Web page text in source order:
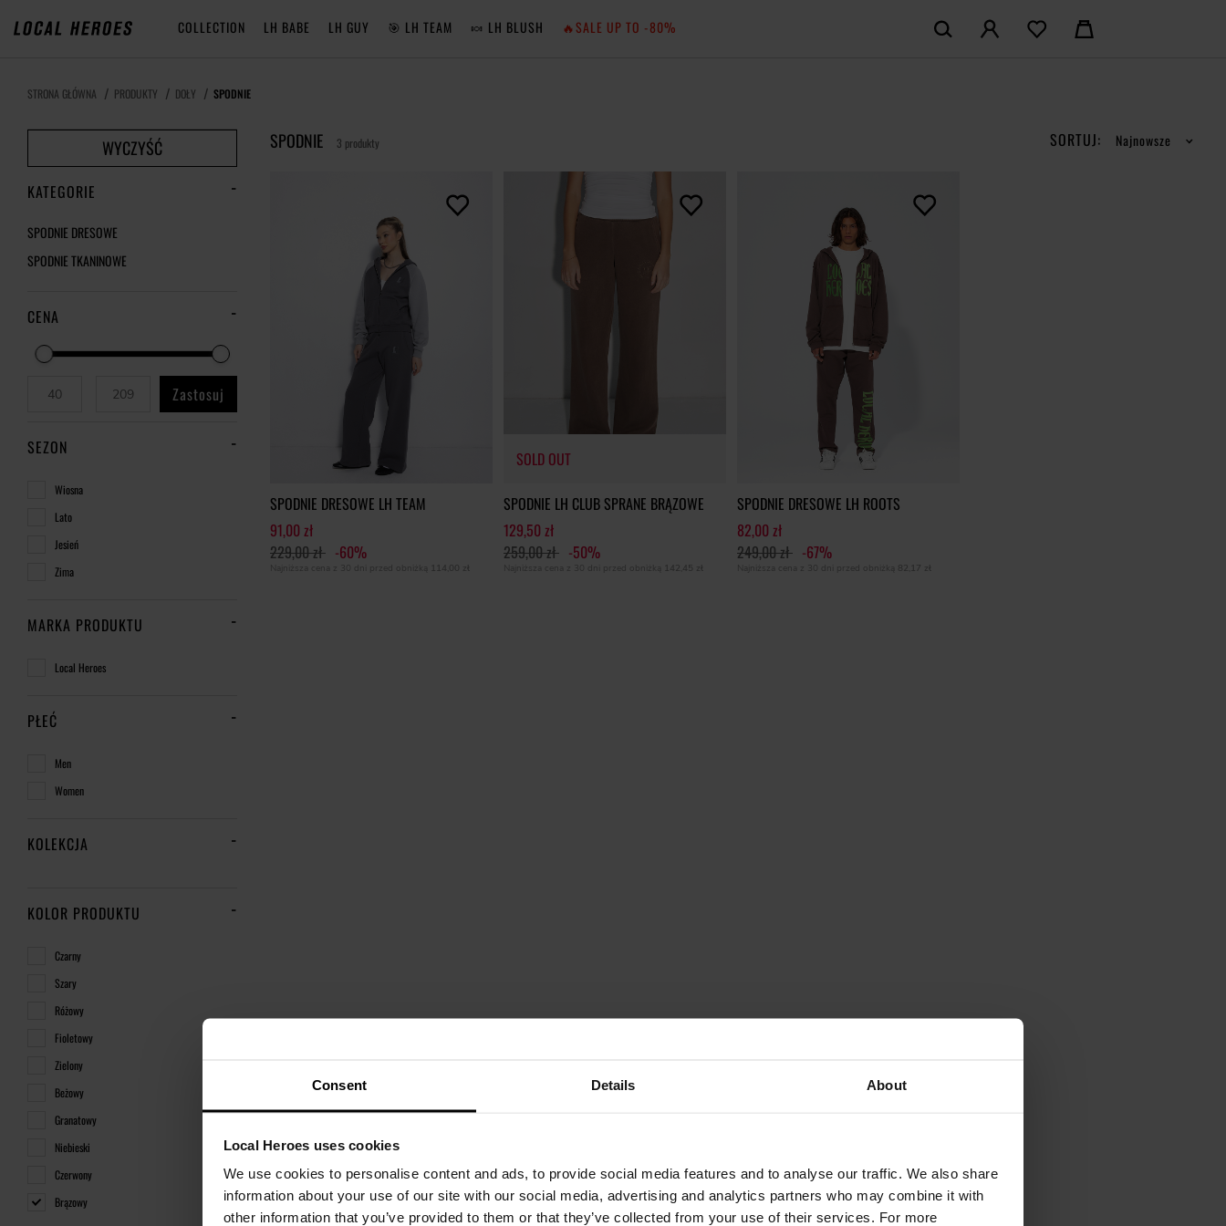
Consent Details About
Local Heroes uses cookies
We use cookies to personalise content and ads, to provide social media features and to analyse our traffic. We also share
information about your use of our site with our social media, advertising and analytics partners who may combine it with
other information that you’ve provided to them or that they’ve collected from your use of their services. For more
COLLECTION LH BABE LH GUY 🎯 LH TEAM 🍬 LH BLUSH 🔥SALE UP TO -80%
NIE MAM KONTA
ZAŁÓŻ KONTO
STRONA GŁÓWNA PRODUKTY DOŁY SPODNIE
WYCZYŚĆ
KATEGORIE
SPODNIE DRESOWE
SPODNIE TKANINOWE
CENA
Zastosuj
SEZON
Wiosna
Lato
Jesień
Zima
MARKA PRODUKTU
Local Heroes
PŁEĆ
Men
Women
KOLEKCJA
KOLOR PRODUKTU
Czarny
Szary
Różowy
Fioletowy
Zielony
Beżowy
Granatowy
Niebieski
Czerwony
Brązowy
SPODNIE 3 produkty SORTUJ: Najnowsze
SPODNIE DRESOWE LH TEAM
91,00 zł
229,00 zł -60%
Najniższa cena z 30 dni przed obniżką 114,00 zł
SOLD OUT
SPODNIE LH CLUB SPRANE BRĄZOWE
129,50 zł
259,00 zł -50%
Najniższa cena z 30 dni przed obniżką 142,45 zł
SPODNIE DRESOWE LH ROOTS
82,00 zł
249,00 zł -67%
Najniższa cena z 30 dni przed obniżką 82,17 zł